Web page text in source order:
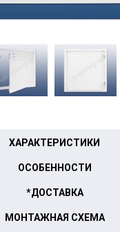
ХАРАКТЕРИСТИКИ
ОСОБЕННОСТИ
*ДОСТАВКА
МОНТАЖНАЯ СХЕМА